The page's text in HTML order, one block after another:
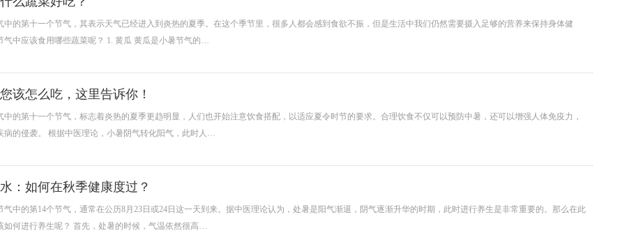
中的第十一个节气，其表示天气已经进入到炎热的夏季。在这个季节里，很多人都会感到食欲不振，但是生活中我们仍然需要摄入足够的营养来保持身体健
气中应该食用哪些蔬菜呢？ 1. 黄瓜 黄瓜是小暑节气的…
该怎么吃，这里告诉你！
中的第十一个节气，标志着炎热的夏季更趋明显，人们也开始注意饮食搭配，以适应夏令时节的要求。合理饮食不仅可以预防中暑，还可以增强人体免疫力，
病的侵袭。 根据中医理论，小暑阴气转化阳气，此时人…
：如何在秋季健康度过？
气中的第14个节气，通常在公历8月23日或24日这一天到来。据中医理论认为，处暑是阳气渐退，阴气逐渐升华的时期，此时进行养生是非常重要的。那么在此
如何进行养生呢？ 首先，处暑的时候，气温依然很高…